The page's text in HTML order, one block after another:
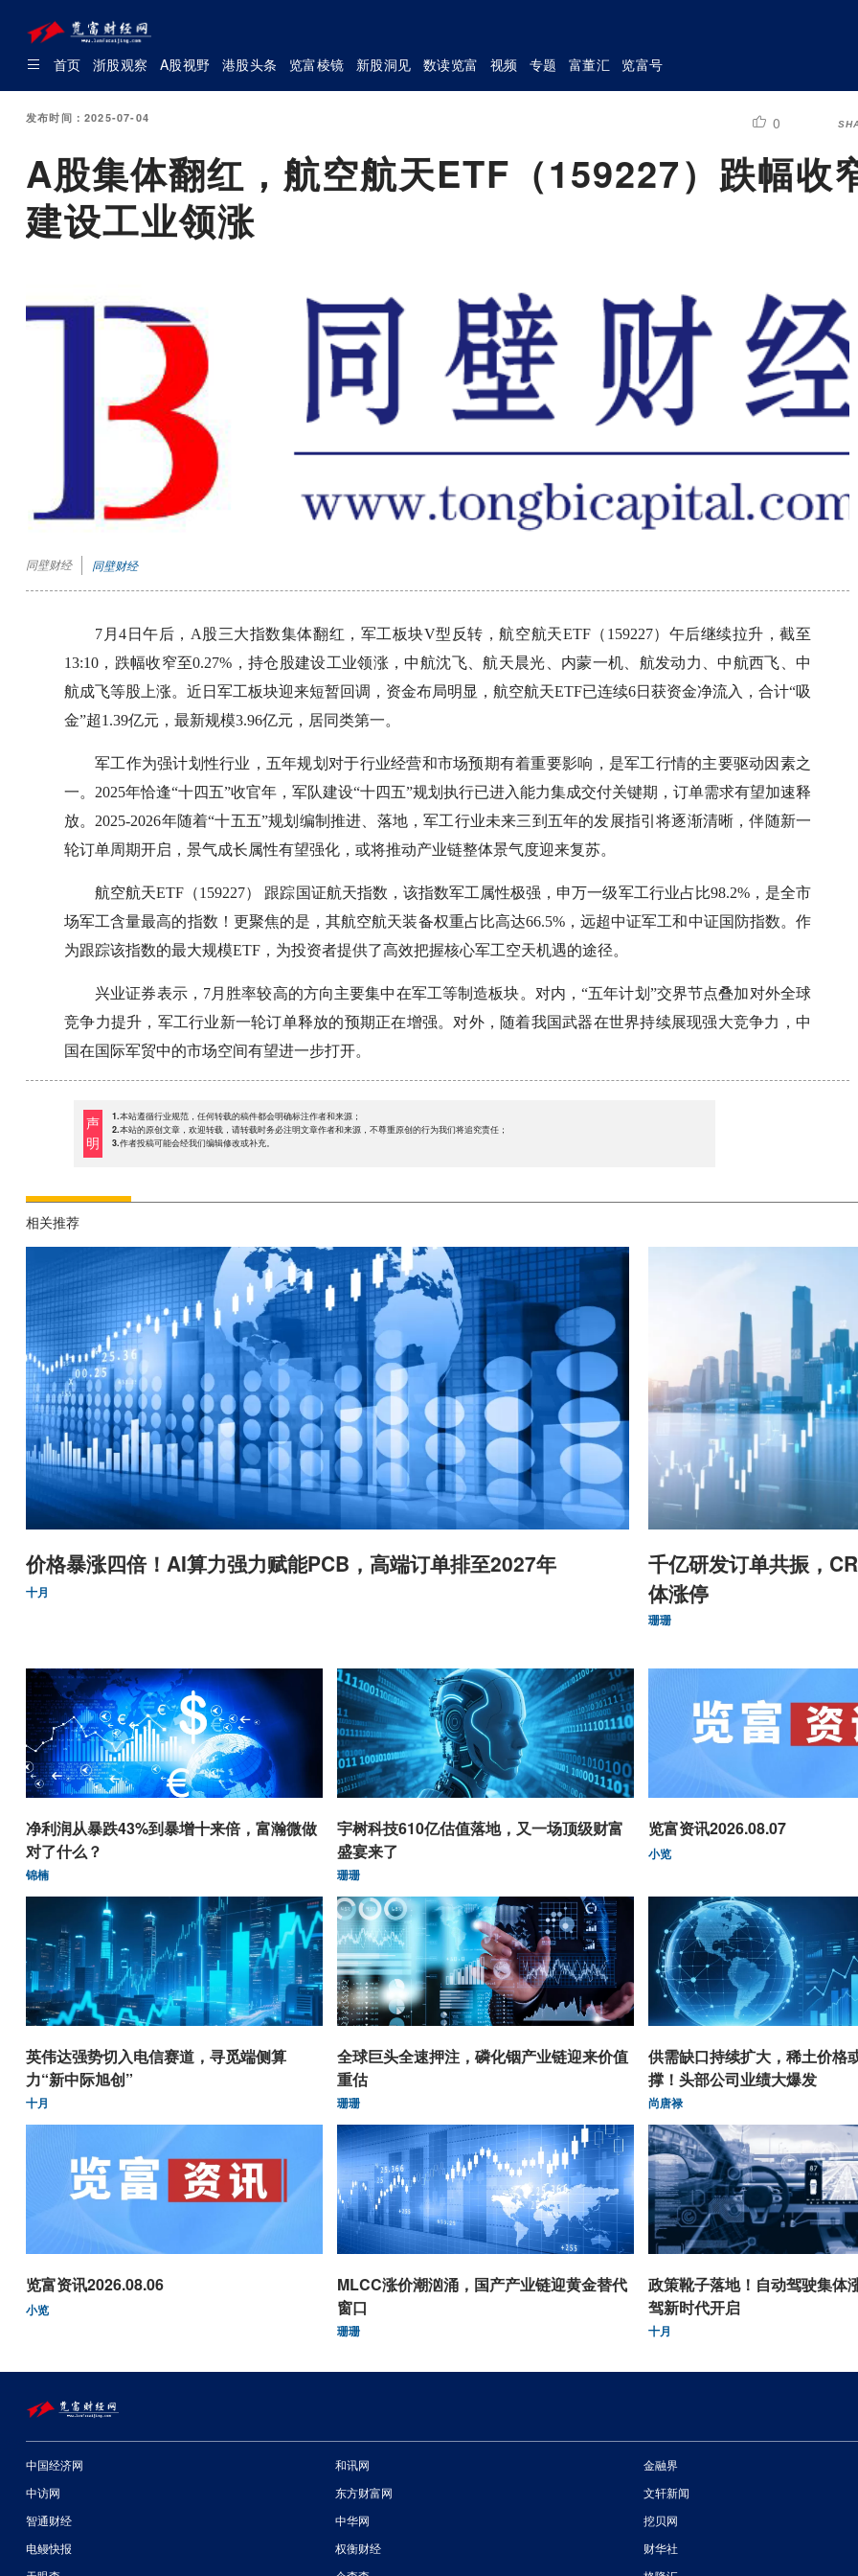
首页 浙股观察 A股视野 港股头条 览富棱镜 新股洞见 数读览富 视频 专题 富董汇 览富号
发布时间：2025-07-04 0
A股集体翻红，航空航天ETF（159227）跌幅收
建设工业领涨
同壁财经 同壁财经
7月4日午后，A股三大指数集体翻红，军工板块V型反转，航空航天ETF（159227）午后继续拉升，截至
13:10，跌幅收窄至0.27%，持仓股建设工业领涨，中航沈飞、航天晨光、内蒙一机、航发动力、中航西飞、中
航成飞等股上涨。近日军工板块迎来短暂回调，资金布局明显，航空航天ETF已连续6日获资金净流入，合计“吸
金”超1.39亿元，最新规模3.96亿元，居同类第一。
军工作为强计划性行业，五年规划对于行业经营和市场预期有着重要影响，是军工行情的主要驱动因素之
一。2025年恰逢“十四五”收官年，军队建设“十四五”规划执行已进入能力集成交付关键期，订单需求有望加速释
放。2025-2026年随着“十五五”规划编制推进、落地，军工行业未来三到五年的发展指引将逐渐清晰，伴随新一
轮订单周期开启，景气成长属性有望强化，或将推动产业链整体景气度迎来复苏。
航空航天ETF（159227） 跟踪国证航天指数，该指数军工属性极强，申万一级军工行业占比98.2%，是全市
场军工含量最高的指数！更聚焦的是，其航空航天装备权重占比高达66.5%，远超中证军工和中证国防指数。作
为跟踪该指数的最大规模ETF，为投资者提供了高效把握核心军工空天机遇的途径。
兴业证券表示，7月胜率较高的方向主要集中在军工等制造板块。对内，“五年计划”交界节点叠加对外全球
竞争力提升，军工行业新一轮订单释放的预期正在增强。对外，随着我国武器在世界持续展现强大竞争力，中
国在国际军贸中的市场空间有望进一步打开。
声
明
1.本站遵循行业规范，任何转载的稿件都会明确标注作者和来源；
2.本站的原创文章，欢迎转载，请转载时务必注明文章作者和来源，不尊重原创的行为我们将追究责任；
3.作者投稿可能会经我们编辑修改或补充。
相关推荐
价格暴涨四倍！AI算力强力赋能PCB，高端订单排至2027年
十月
千亿研发订单共振，
体涨停
珊珊
净利润从暴跌43%到暴增十来倍，富瀚微做
对了什么？
锦楠
宇树科技610亿估值落地，又一场顶级财富
盛宴来了
珊珊
览富资讯2026.08.07
小览
英伟达强势切入电信赛道，寻觅端侧算
力“新中际旭创”
十月
全球巨头全速押注，磷化铟产业链迎来价值
重估
珊珊
供需缺口持续扩大，稀土价格
撑！头部公司业绩大爆发
尚唐禄
览富资讯2026.08.06
小览
MLCC涨价潮汹涌，国产产业链迎黄金替代
窗口
珊珊
政策靴子落地！自动驾驶集体
驾新时代开启
十月
中国经济网 和讯网
金融界
中访网
东方财富网
文轩新闻
智通财经
中华网
挖贝网
电鳗快报
权衡财经
财华社